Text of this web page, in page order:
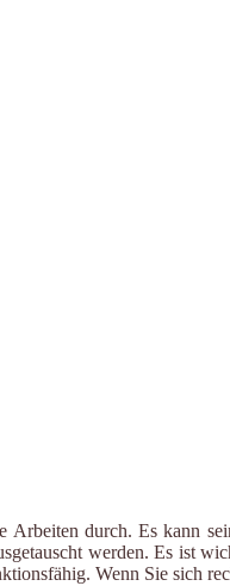
Arbeiten durch. Es kann
werden. Es ist
Wenn Sie sich